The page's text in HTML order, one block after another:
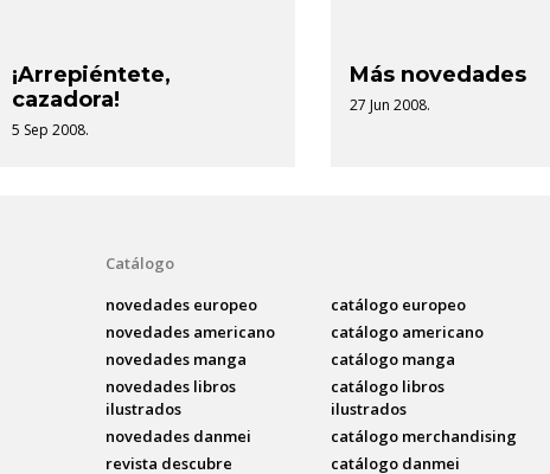
¡Arrepiéntete,
cazadora!
5 Sep 2008.
Más novedades
27 Jun 2008.
Catálogo
novedades europeo
novedades americano
novedades manga
novedades libros
ilustrados
novedades danmei
revista descubre
catálogo europeo
catálogo americano
catálogo manga
catálogo libros
ilustrados
catálogo merchandising
catálogo danmei